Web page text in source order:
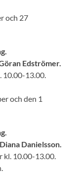
och 27
Edströmer.
10.00-13.00.
och den 1
Danielsson.
kl. 10.00-13.00.